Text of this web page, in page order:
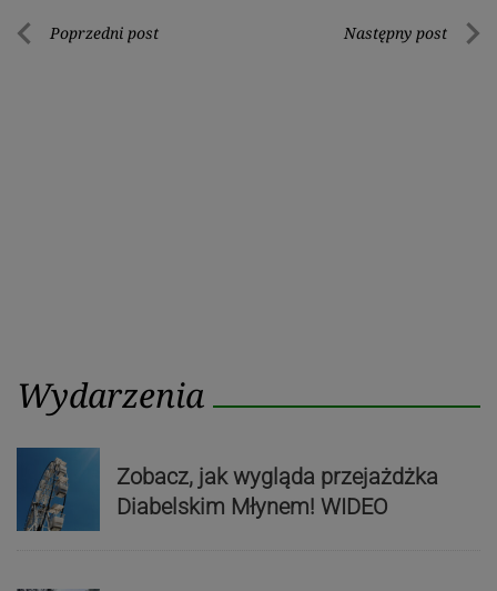
Nawigacja
Poprzedni post Następny post
Wydarzenia
Zobacz, jak wygląda przejażdżka
Diabelskim Młynem! WIDEO